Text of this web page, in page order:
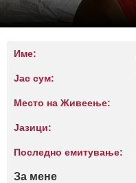
Име:
Јас сум:
Место на Живеење:
Јазици:
Последно емитување:
За мене